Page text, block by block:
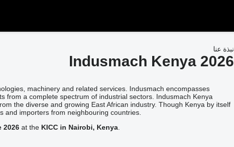
نبذة عنا
Indusmach Kenya 2026
machinery and related services. Indusmach encompasses
from a complete spectrum of industrial sectors. Indusmach Kenya
the diverse and growing East African industry. Though Kenya by itself
and importers from neighbouring countries.
2026at the KICC in Nairobi, Kenya.